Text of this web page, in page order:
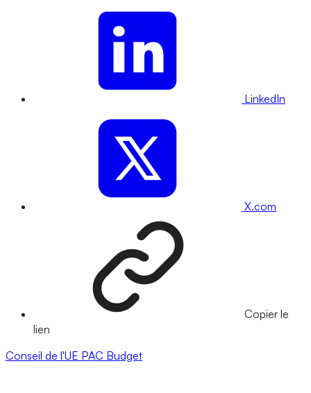
LinkedIn
X.com
Copier le
lien
Conseil de l'UE PAC Budget